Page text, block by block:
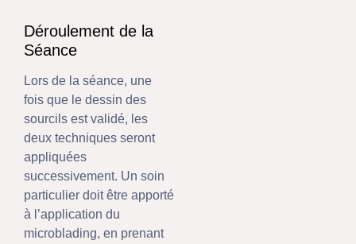
Déroulement de la
Séance
Lors de la séance, une
fois que le dessin des
sourcils est validé, les
deux techniques seront
appliquées
successivement. Un soin
particulier doit être apporté
à l’application du
microblading, en prenant